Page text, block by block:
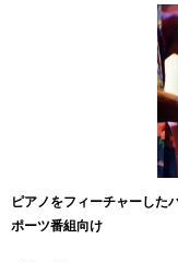
ピアノをフィーチャーした
ポーツ番組向け